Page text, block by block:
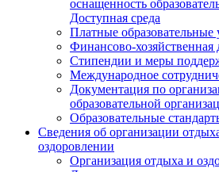
оснащенность
Доступная среда
Платные образовательные
Финансово-хозяйственная
Стипендии и меры
Международное
Документация по
образовательной
Образовательные
Сведения об организации
оздоровлении
Организация отдыха и